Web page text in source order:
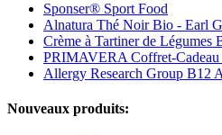
Sponser® Sport Food
Alnatura Thé Noir Bio - Earl
Crème à Tartiner de Légumes
PRIMAVERA Coffret-
Allergy Research Group B12
Nouveaux produits: